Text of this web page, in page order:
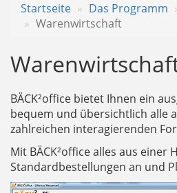
Startseite
Das Programm
Warenwirtschaft
BÄCK²office bietet Ihnen ein
bequem und übersichtlich alle
zahlreichen interagierenden
Mit BÄCK²office alles aus einer
Standardbestellungen an und